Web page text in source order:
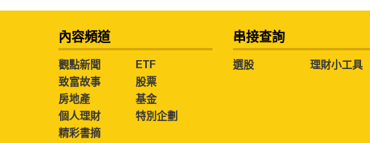
內容頻道
觀點新聞
ETF
致富故事
股票
房地產
基金
個人理財
特別企劃
精彩書摘
串接查詢
選股 理財小工具